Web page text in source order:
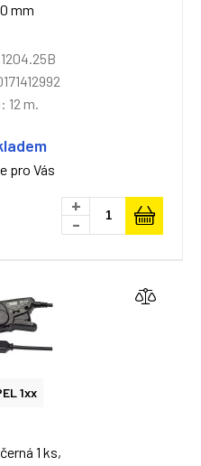
mm
12 m.
pro Vás
+
-
1xx
1 ks,